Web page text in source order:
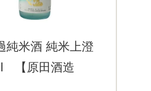
純米酒 純米上澄
【原田酒造